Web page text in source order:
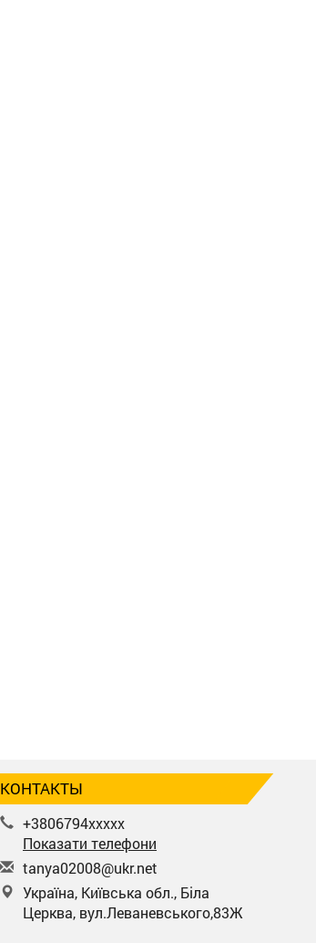
КОНТАКТЫ
+3806794xxxxx
Показати телефони
tanya02008@ukr.net
Україна, Київська обл., Біла
Церква, вул.Леваневського,83Ж